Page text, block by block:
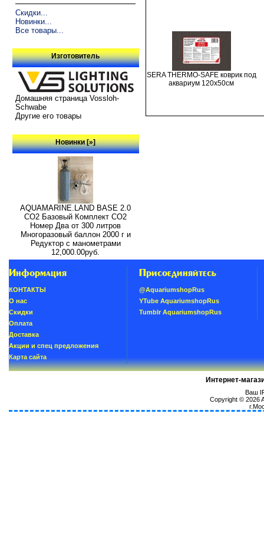
Скидки...
Новинки...
Все товары...
Изготовитель
Домашняя страница Vossloh-
Schwabe
Другие его товары
Новинки [»]
AQUAMARINE.LAND BASE 2.0
СО2 Базовый Комплект СО2
Номер Два от 300 литров
Многоразовый баллон 2000 г и
Редуктор с манометрами
12,000.00руб.
SERA THERMO-SAFE коврик под
аквариум 120х50см
Информация
КОНТАКТЫ
О нас
Скидки
Oплатa
Доставка
Акции и спец предложения
Карта сайта
Присоединяйтесь
@AquariumshopRus
YTube AquariumshopRus
Tumblr AquariumshopRus
Интернет-
Ваш
Copyright © 2026